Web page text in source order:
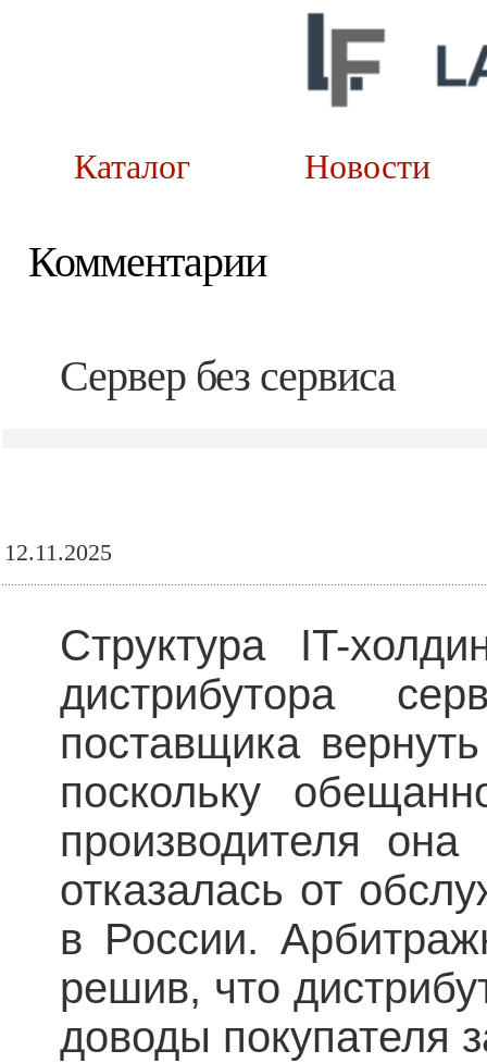
Каталог
Комментарии
Сервер без сервиса
12.11.2025
Структура IT-
дистрибутора
поставщика
поскольку
производителя
отказалась от
в России.
решив, что
доводы покупателя